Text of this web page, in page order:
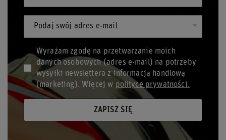
Podaj swój adres e-mail
Wyrażam zgodę na przetwarzanie moich
danych osobowych (adres e-mail) na potrzeby
wysyłki newslettera z informacją handlową
(marketing). Więcej w polityce prywatności.
ZAPISZ SIĘ